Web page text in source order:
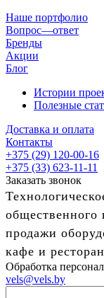
Наше портфолио
Вопрос—ответ
Бренды
Акции
Блог
Истории
Полезные
Доставка и оплата
Контакты
+375 (29) 120-00-16
+375 (33) 623-11-11
Заказать звонок
общественного
продажи
кафе и
Обработка
vels@vels.by